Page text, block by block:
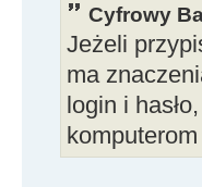
Cyfrowy
Jeżeli
ma
login i